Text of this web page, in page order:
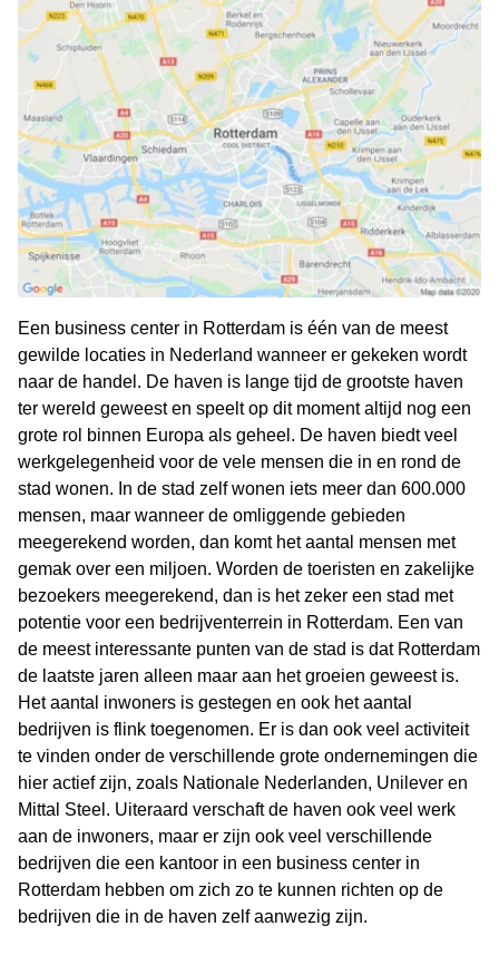
Een business center in Rotterdam is één van de meest
gewilde locaties in Nederland wanneer er gekeken wordt
naar de handel. De haven is lange tijd de grootste haven
ter wereld geweest en speelt op dit moment altijd nog een
grote rol binnen Europa als geheel. De haven biedt veel
werkgelegenheid voor de vele mensen die in en rond de
stad wonen. In de stad zelf wonen iets meer dan 600.000
mensen, maar wanneer de omliggende gebieden
meegerekend worden, dan komt het aantal mensen met
gemak over een miljoen. Worden de toeristen en zakelijke
bezoekers meegerekend, dan is het zeker een stad met
potentie voor een bedrijventerrein in Rotterdam. Een van
de meest interessante punten van de stad is dat Rotterdam
de laatste jaren alleen maar aan het groeien geweest is.
Het aantal inwoners is gestegen en ook het aantal
bedrijven is flink toegenomen. Er is dan ook veel activiteit
te vinden onder de verschillende grote ondernemingen die
hier actief zijn, zoals Nationale Nederlanden, Unilever en
Mittal Steel. Uiteraard verschaft de haven ook veel werk
aan de inwoners, maar er zijn ook veel verschillende
bedrijven die een kantoor in een business center in
Rotterdam hebben om zich zo te kunnen richten op de
bedrijven die in de haven zelf aanwezig zijn.